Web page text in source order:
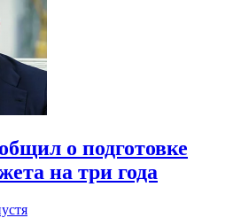
о подготовке
на три года